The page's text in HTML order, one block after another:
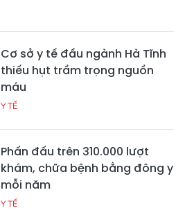
Cơ sở y tế đầu ngành Hà Tĩnh
thiếu hụt trầm trọng nguồn
máu
Y TẾ
Phấn đấu trên 310.000 lượt
khám, chữa bệnh bằng đông y
mỗi năm
Y TẾ